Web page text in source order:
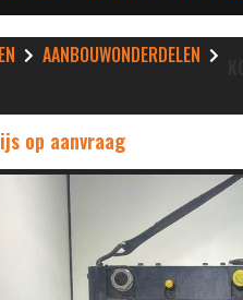
AANBOUWONDERDELEN
op aanvraag